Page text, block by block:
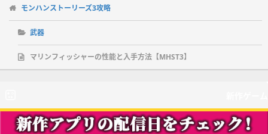
モンハンストーリーズ3攻略
武器
マリンフィッシャーの性能と入手方法【MHST3】